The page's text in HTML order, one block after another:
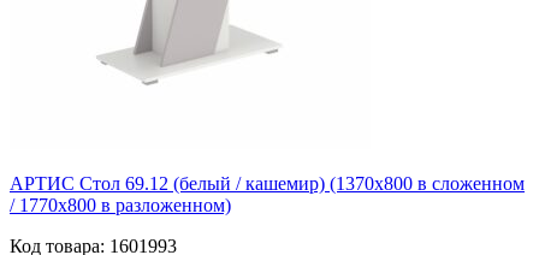
АРТИС Стол 69.12 (белый / кашемир) (1370х800 в сложенном
/ 1770х800 в разложенном)
Код товара: 1601993